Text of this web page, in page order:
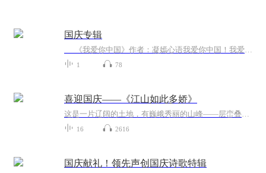
国庆专辑
《我爱你中国》作者：凝嫣心语我爱你中国！我爱你春天蓬勃的秧苗；我爱你秋日金黄的硕果。我爱你中国！我爱你青松气质，我爱你红梅品格！我爱你家乡的甜蔗好像乳汁滋润着我的心窝。我爱你中国，我要把最美的歌儿献给你，我的母亲我的祖国。我爱你中国，我爱...
1 78
喜迎国庆——《江山如此多娇》
这是一片辽阔的土地，有巍峨秀丽的山峰——层峦叠嶂 ；这是一片广袤的土地，有奔流不息的江河——百折不回 ；这是一片富饶的土地，有波涛澎湃的大海——深邃无垠； 这是一片神奇的土地，千年运河、万里长城 。江山如此多娇，文明如此灿烂！这是我的祖国，瞰祖国大好河山，品中华人文之美！
16 2616
国庆献礼！领先声创国庆诗歌特辑